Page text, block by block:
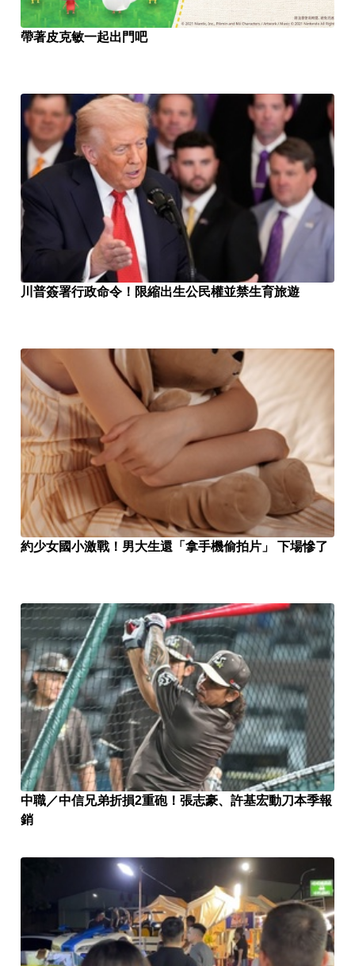
帶著皮克敏一起出門吧
川普簽署行政命令！限縮出生公民權並禁生育旅遊
約少女國小激戰！男大生還「拿手機偷拍片」 下場慘了
中職／中信兄弟折損2重砲！張志豪、許基宏動刀本季報
銷